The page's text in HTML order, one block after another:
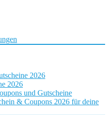
2026
2026
und Gutscheine
& Coupons 2026 für deine